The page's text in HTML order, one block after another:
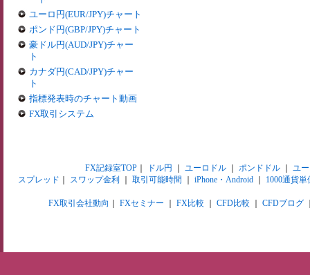
ユーロ円(EUR/JPY)チャート
ポンド円(GBP/JPY)チャート
豪ドル円(AUD/JPY)チャー
ト
カナダ円(CAD/JPY)チャー
ト
指標発表時のチャート動画
FX取引システム
FX記録室TOP｜ ドル円 ユーロドル｜ ポンドドル｜ ユ
スプレッド
スワップ金利 取引可能時間 iPhone・Android 1000通貨単
FX取引会社動向 FXセミナー FX比較 CFD比較 CFDブログ